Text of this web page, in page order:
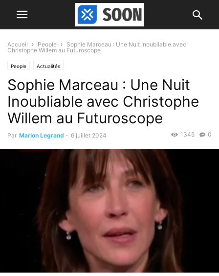
Accueil People
Sophie Marceau : Une Nuit Inoubliable avec
Christophe Willem au Futuroscope
People Actualités
Sophie Marceau : Une Nuit
Inoubliable avec Christophe
Willem au Futuroscope
Par Marion Legrand - 6 juillet 2024 0
1345